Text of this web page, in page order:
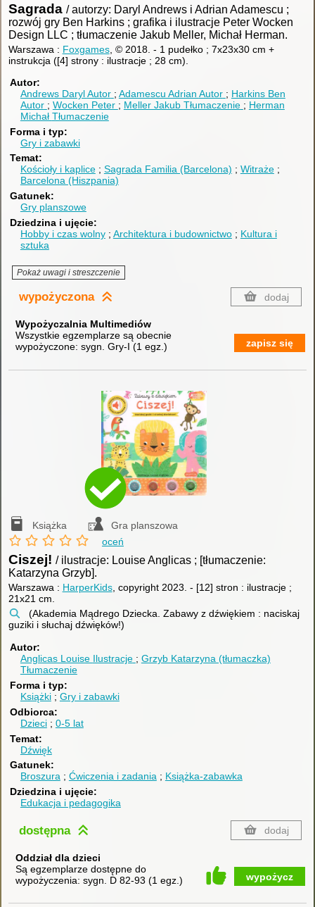
Sagrada / autorzy: Daryl Andrews i Adrian Adamescu ;
rozwój gry Ben Harkins ; grafika i ilustracje Peter Wocken
Design LLC ; tłumaczenie Jakub Meller, Michał Herman.
Warszawa : Foxgames, © 2018. - 1 pudełko ; 7x23x30 cm +
instrukcja ([4] strony : ilustracje ; 28 cm).
Autor
Andrews DarylAutor Adamescu Adrian Autor
Harkins Ben
Autor
Wocken Peter Meller Jakub Tłumaczenie
Herman
Michał Tłumaczenie
Forma i typ
Gry i zabawki
Temat
Kościoły i kaplice
Sagrada Familia (Barcelona)
Witraże
Barcelona (Hiszpania)
Gatunek
Gry planszowe
Dziedzina i ujęcie
Hobby i czas wolny
Architektura i budownictwo
Kultura i
sztuka
Pokaż uwagi i streszczenie
wypożyczona dodaj
Wypożyczalnia Multimediów
Wszystkie egzemplarze są obecnie
wypożyczone: sygn. Gry-I (1 egz.) zapisz się
Książka
Gra planszowa
oceń
Ciszej! / ilustracje: Louise Anglicas ; [tłumaczenie:
Katarzyna Grzyb].
Warszawa : HarperKids, copyright 2023. - [12] stron : ilustracje ;
21x21 cm.
(Akademia Mądrego Dziecka. Zabawy z dźwiękiem : naciskaj
guziki i słuchaj dźwięków!)
Autor
Anglicas Louise Ilustracje
Grzyb Katarzyna (tłumaczka)
Tłumaczenie
Forma i typ
Książki
Gry i zabawki
Odbiorca
Dzieci
0-5 lat
Temat
Dźwięk
Gatunek
Broszura
Ćwiczenia i zadania
Książka-zabawka
Dziedzina i ujęcie
Edukacja i pedagogika
dostępna dodaj
Oddział dla dzieci
Są egzemplarze dostępne do
wypożyczenia: sygn. D 82-93 (1 egz. ) wypożycz